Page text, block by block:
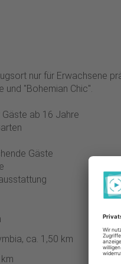
nur für Erwachsene
und "Bohemian Chic".
Gäste ab 16 Jahre
Gäste
ca. 1,50 km